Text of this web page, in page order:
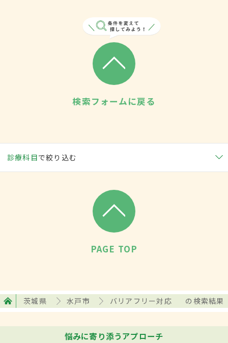
検索フォームに戻る
診療科目で絞り込む
PAGE TOP
茨城県 水戸市 バリアフリー対応 の検索結果
悩みに寄り添うアプローチ